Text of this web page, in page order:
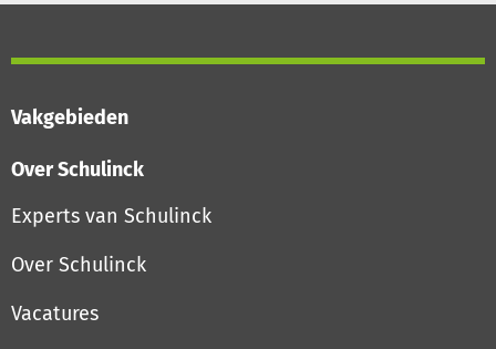
Vakgebieden
Over Schulinck
Experts van Schulinck
Over Schulinck
Vacatures